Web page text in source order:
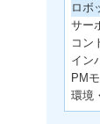
ロボ
サー
コン
イン
PM
環境